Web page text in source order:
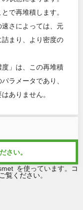
で再堆積します。
さによっては、元
まり、より密度の
」は、この再堆積
ラメータであり、
ありません。
さい。
を使っています。
コ
覧ください